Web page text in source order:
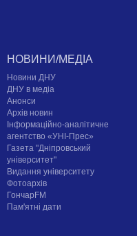
НОВИНИ/МЕДІА
Новини ДНУ
ДНУ в медіа
Анонси
Архів новин
Інформаційно-аналітичне
агентство «УНІ-Прес»
Газета "Дніпровський
університет"
Видання університету
Фотоархів
ГончарFM
Пам'ятні дати